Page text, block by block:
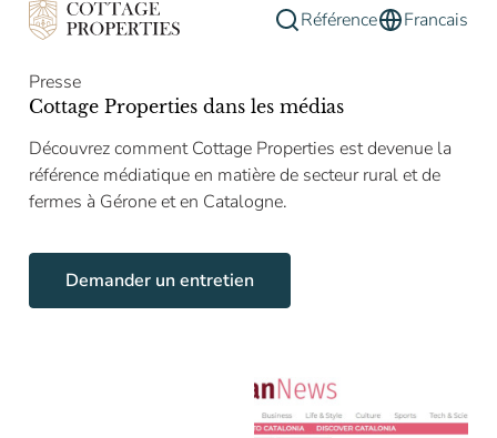
Référence Francais
Presse
Cottage Properties dans les médias
Découvrez comment Cottage Properties est devenue la
référence médiatique en matière de secteur rural et de
fermes à Gérone et en Catalogne.
Demander un entretien